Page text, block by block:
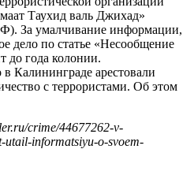
Таухид валь Джихад»
За умалчивание информации,
дело по статье «Несообщение
до года колонии.
Калининграде арестовали
с террористами. Об этом
crime/44677262-v-
informatsiyu-o-svoem-